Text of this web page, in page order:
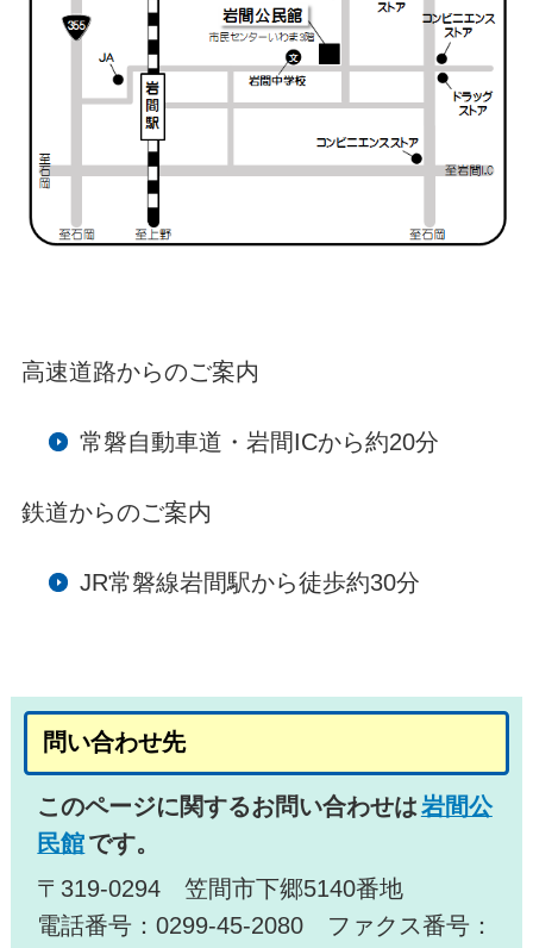
高速道路からのご案内
常磐自動車道・岩間ICから約20分
鉄道からのご案内
JR常磐線岩間駅から徒歩約30分
問い合わせ先
このページに関するお問い合わせは岩間公
民館です。
〒319-0294 笠間市下郷5140番地
電話番号：0299-45-2080 ファクス番号：